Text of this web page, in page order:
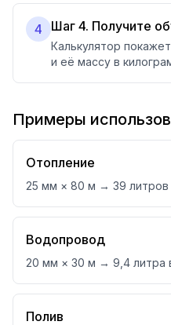
4 Шаг 4. Получите
Калькулятор
и её массу в
Примеры
Отопление
25 мм × 80 м → 39 литров
Водопровод
20 мм × 30 м → 9,4 литра
Полив